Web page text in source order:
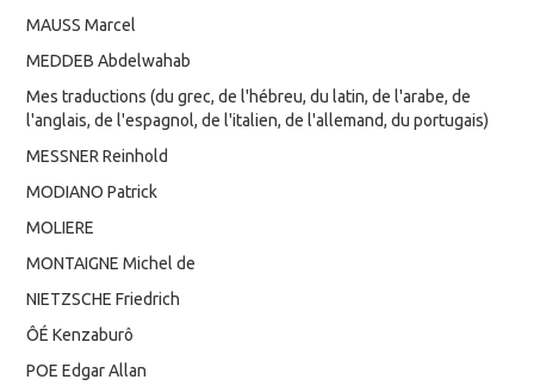
MAUSS Marcel
MEDDEB Abdelwahab
Mes traductions (du grec, de l'hébreu, du latin, de l'arabe, de
l'anglais, de l'espagnol, de l'italien, de l'allemand, du portugais)
MESSNER Reinhold
MODIANO Patrick
MOLIERE
MONTAIGNE Michel de
NIETZSCHE Friedrich
ÔÉ Kenzaburô
POE Edgar Allan